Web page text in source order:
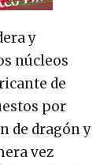
y
núcleos
de
por
de dragón y
vez